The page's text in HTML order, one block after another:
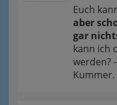
Euch
aber
gar
kann ich
werden?
Kummer.